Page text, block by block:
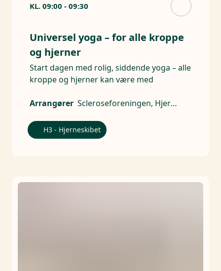
KL. 09:00 - 09:30
Universel yoga – for alle kroppe
og hjerner
Start dagen med rolig, siddende yoga – alle
kroppe og hjerner kan være med
Arrangører Scleroseforeningen, Hjerneskadeforeningen, Alzheimerforeningen, CP Danmark - Landsforeningen for cerebral parese, Hjernesagen, Parkinsonforeningen, Hjernerystelsesforeningen
H3 - Hjerneskibet